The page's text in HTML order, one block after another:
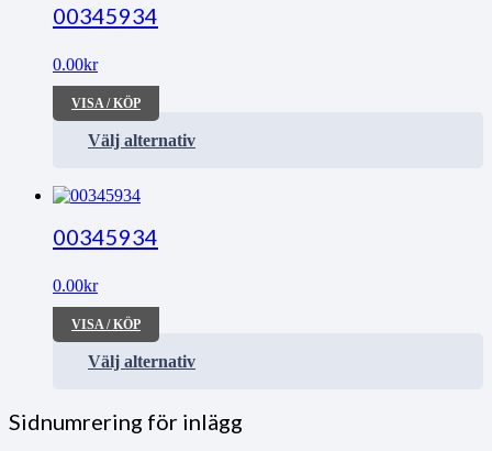
00345934
0.00kr
VISA / KÖP
Välj alternativ
00345934
0.00kr
VISA / KÖP
Välj alternativ
Sidnumrering för inlägg